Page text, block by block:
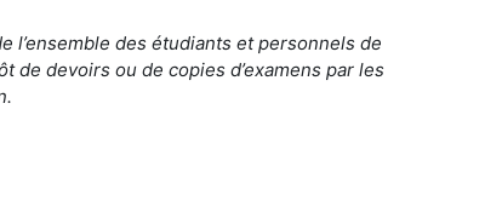
l’ensemble des étudiants et personnels de
de devoirs ou de copies d’examens par les